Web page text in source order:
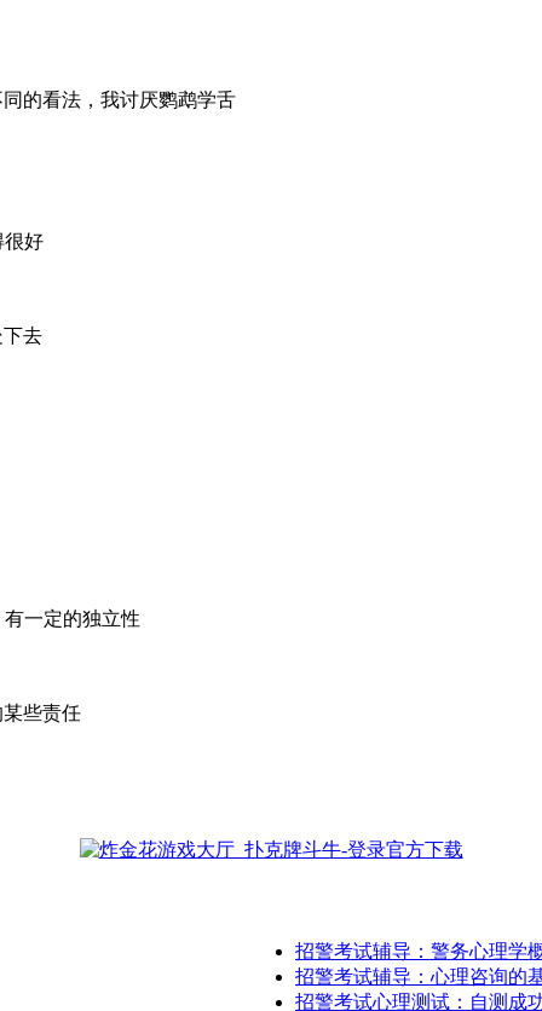
的看法，我讨厌鹦鹉学舌
好
去
一定的独立性
些责任
招警考试辅导：警务心理学
招警考试辅导：心理咨询的
招警考试心理测试：自测成